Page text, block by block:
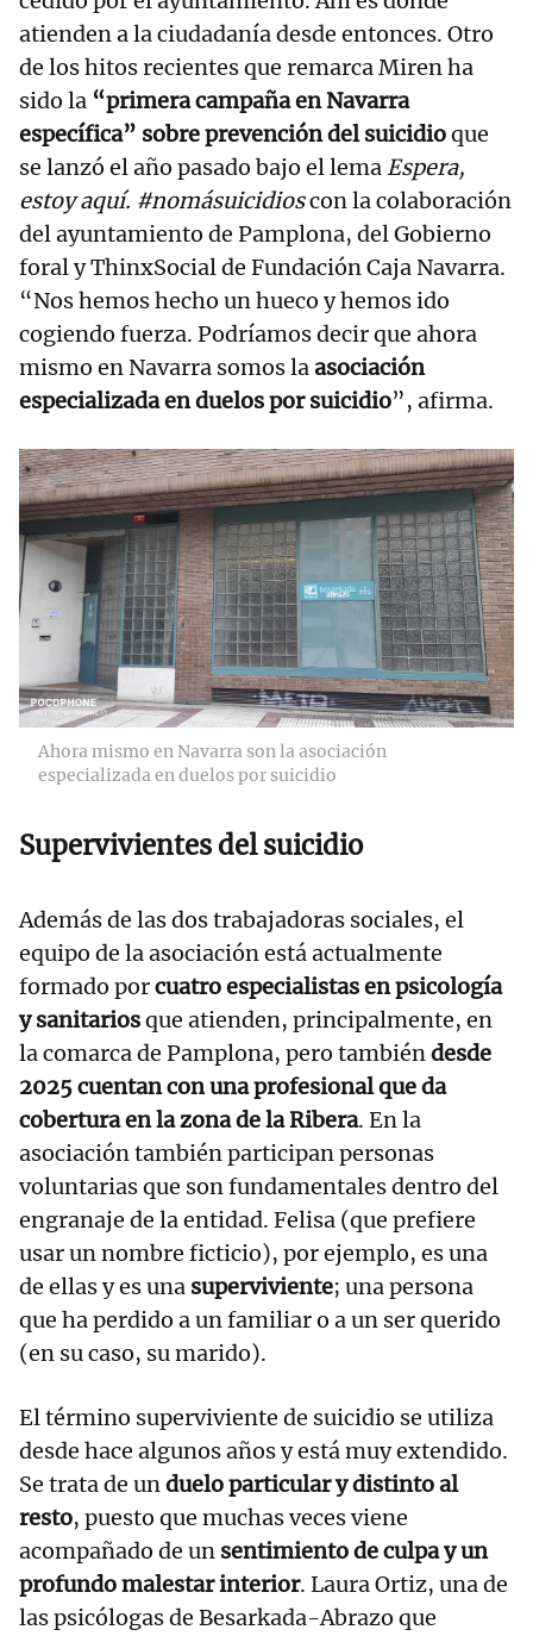
atienden a la ciudadanía desde entonces. Otro
de los hitos recientes que remarca Miren ha
sido la “primera campaña en Navarra
específica” sobre prevención del suicidioque
se lanzó el año pasado bajo el lema Espera,
estoy aquí. #nomásuicidioscon la colaboración
del ayuntamiento de Pamplona, del Gobierno
foral y ThinxSocial de Fundación Caja Navarra.
“Nos hemos hecho un hueco y hemos ido
cogiendo fuerza. Podríamos decir que ahora
mismo en Navarra somos laasociación
especializada en duelos por suicidio”, afirma.
Ahora mismo en Navarra son la asociación
especializada en duelos por suicidio
Supervivientes del suicidio
Además de las dos trabajadoras sociales, el
equipo de la asociación está actualmente
formado porcuatro especialistas en psicología
y sanitariosque atienden, principalmente, en
la comarca de Pamplona, pero tambiéndesde
2025 cuentan con una profesional que da
cobertura en la zona de la Ribera. En la
asociación también participan personas
voluntarias que son fundamentales dentro del
engranaje de la entidad. Felisa (que prefiere
usar un nombre ficticio), por ejemplo, es una
de ellas y es una superviviente; una persona
que ha perdido a un familiar o a un ser querido
(en su caso, su marido).
El término superviviente de suicidio se utiliza
desde hace algunos años y está muy extendido.
Se trata de unduelo particular y distinto al
resto, puesto que muchas veces viene
acompañado de un sentimiento de culpa y un
profundo malestar interior. Laura Ortiz, una de
las psicólogas de Besarkada-Abrazo que